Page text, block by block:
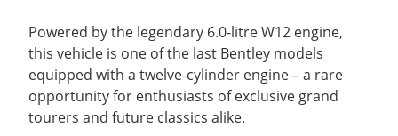
Powered by the legendary 6.0-litre W12 engine,
this vehicle is one of the last Bentley models
equipped with a twelve-cylinder engine – a rare
opportunity for enthusiasts of exclusive grand
tourers and future classics alike.